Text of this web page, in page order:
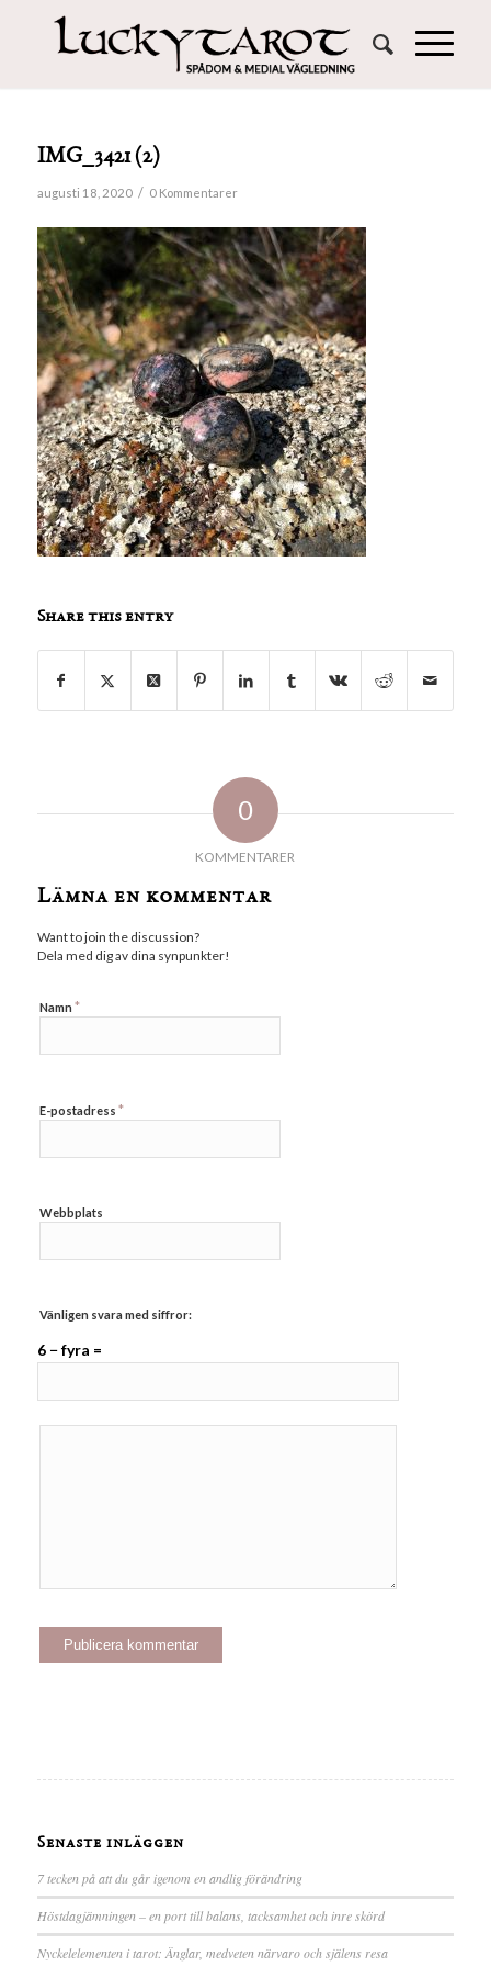
IMG_3421 (2)
augusti 18, 2020 / 0 Kommentarer
Share this entry
0
KOMMENTARER
Lämna en kommentar
Want to join the discussion?
Dela med dig av dina synpunkter!
Namn *
E-postadress *
Webbplats
Vänligen svara med siffror:
6 − fyra =
Senaste inläggen
7 tecken på att du går igenom en andlig förändring
Höstdagjämningen – en port till balans, tacksamhet och inre skörd
Nyckelelementen i tarot: Änglar, medveten närvaro och själens resa